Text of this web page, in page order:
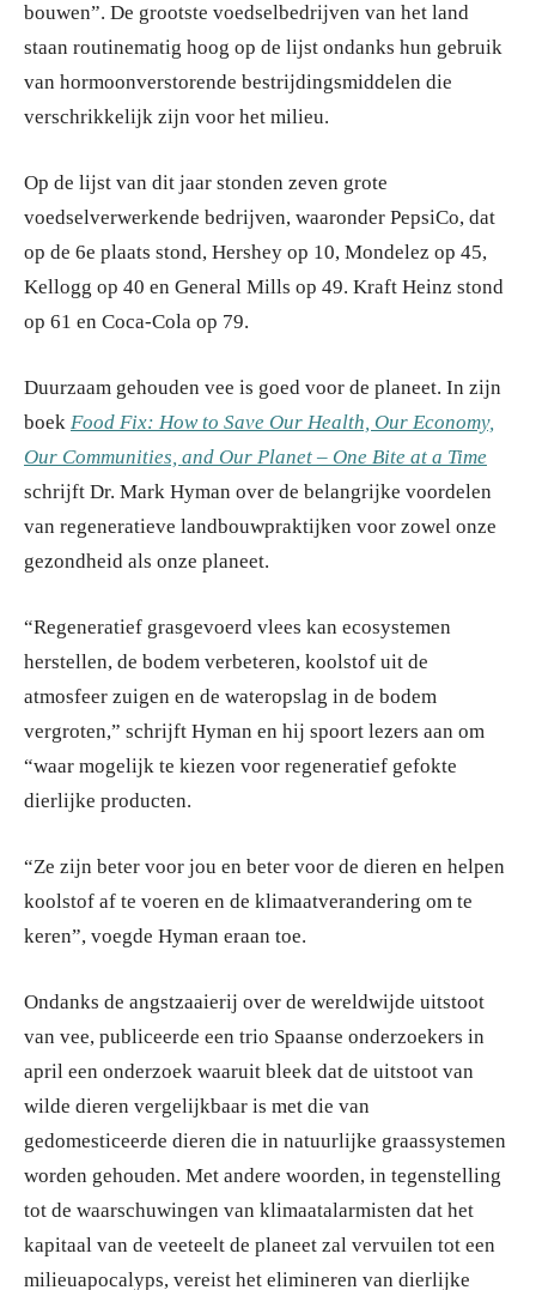
bouwen”. De grootste voedselbedrijven van het land
staan routinematig hoog op de lijst ondanks hun gebruik
van hormoonverstorende bestrijdingsmiddelen die
verschrikkelijk zijn voor het milieu.
Op de lijst van dit jaar stonden zeven grote
voedselverwerkende bedrijven, waaronder PepsiCo, dat
op de 6e plaats stond, Hershey op 10, Mondelez op 45,
Kellogg op 40 en General Mills op 49. Kraft Heinz stond
op 61 en Coca-Cola op 79.
Duurzaam gehouden vee is goed voor de planeet. In zijn
boek Food Fix: How to Save Our Health, Our Economy,
Our Communities, and Our Planet – One Bite at a Time
schrijft Dr. Mark Hyman over de belangrijke voordelen
van regeneratieve landbouwpraktijken voor zowel onze
gezondheid als onze planeet.
“Regeneratief grasgevoerd vlees kan ecosystemen
herstellen, de bodem verbeteren, koolstof uit de
atmosfeer zuigen en de wateropslag in de bodem
vergroten,” schrijft Hyman en hij spoort lezers aan om
“waar mogelijk te kiezen voor regeneratief gefokte
dierlijke producten.
“Ze zijn beter voor jou en beter voor de dieren en helpen
koolstof af te voeren en de klimaatverandering om te
keren”, voegde Hyman eraan toe.
Ondanks de angstzaaierij over de wereldwijde uitstoot
van vee, publiceerde een trio Spaanse onderzoekers in
april een onderzoek waaruit bleek dat de uitstoot van
wilde dieren vergelijkbaar is met die van
gedomesticeerde dieren die in natuurlijke graassystemen
worden gehouden. Met andere woorden, in tegenstelling
tot de waarschuwingen van klimaatalarmisten dat het
kapitaal van de veeteelt de planeet zal vervuilen tot een
milieuapocalyps, vereist het elimineren van dierlijke